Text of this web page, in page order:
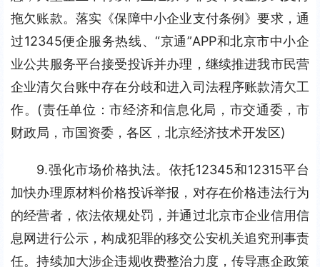
拖欠账款。落实《保障中小企业支付条例》要求，通
过12345便企服务热线、“京通”APP和北京市中小企
业公共服务平台接受投诉并办理，继续推进我市民营
企业清欠台账中存在分歧和进入司法程序账款清欠工
作。(责任单位：市经济和信息化局，市交通委，市
财政局，市国资委，各区，北京经济技术开发区)
9.强化市场价格执法。依托12345和12315平台
加快办理原材料价格投诉举报，对存在价格违法行为
的经营者，依法依规处罚，并通过北京市企业信用信
息网进行公示，构成犯罪的移交公安机关追究刑事责
任。持续加大涉企违规收费整治力度，传导惠企政策